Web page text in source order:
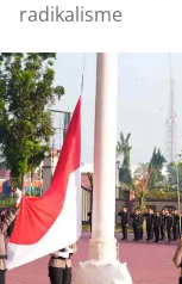
radikalisme